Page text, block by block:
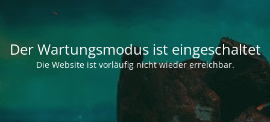
Der Wartungsmodus ist eingeschaltet
Die Website ist vorläufig nicht wieder erreichbar.